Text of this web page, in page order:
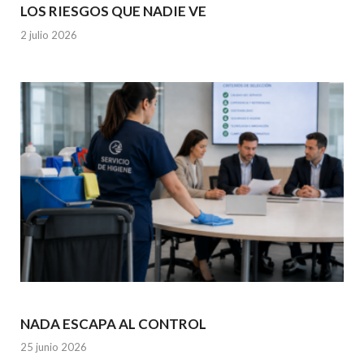
LOS RIESGOS QUE NADIE VE
2 julio 2026
NADA ESCAPA AL CONTROL
25 junio 2026